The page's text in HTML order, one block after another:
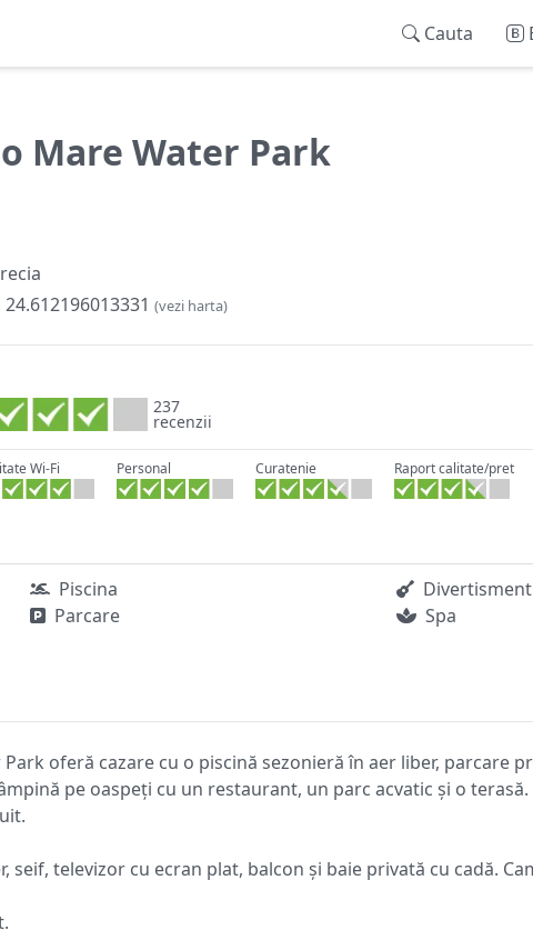
Cauta
Mare Water Park
24.612196013331(vezi harta)
237
recenzii
Wi-Fi Personal Curatenie Raport calitate/pret
Piscina
Divertisment
Parcare Spa
oferă cazare cu o piscină sezonieră în aer liber, parcare
pe oaspeți cu un restaurant, un parc acvatic și o terasă.
televizor cu ecran plat, balcon și baie privată cu cadă.